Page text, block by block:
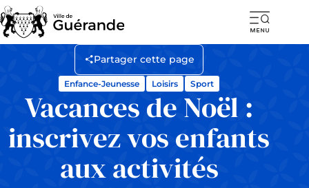
Vacances de Noël :
inscrivez vos enfants
aux activités
Enfance-Jeunesse Loisirs Sport
Partager cette page